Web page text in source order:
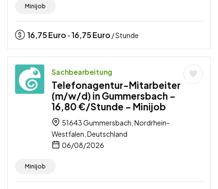
Minijob
16,75Euro -16,75Euro / Stunde
Sachbearbeitung
Telefonagentur-Mitarbeiter
(m/w/d) in Gummersbach –
16,80 €/Stunde – Minijob
51643 Gummersbach, Nordrhein-
Westfalen, Deutschland
06/08/2026
Minijob